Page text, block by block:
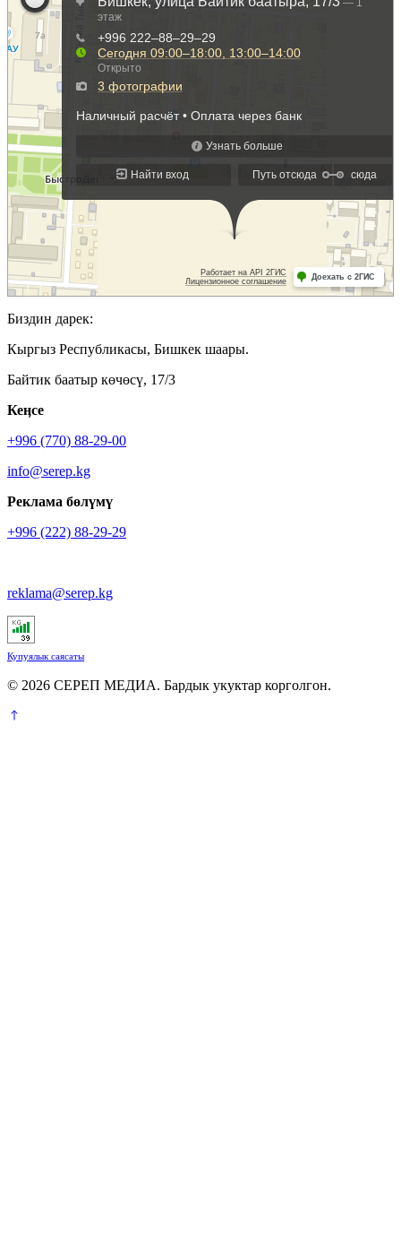
Биздин дарек:
Кыргыз Республикасы, Бишкек шаары.
Байтик баатыр көчөсү, 17/3
Кеӊсе
+996 (770) 88-29-00
info@serep.kg
Реклама бөлүмү
+996 (222) 88-29-29
reklama@serep.kg
Купуялык саясаты
© 2026 СЕРЕП МЕДИА. Бардык укуктар корголгон.